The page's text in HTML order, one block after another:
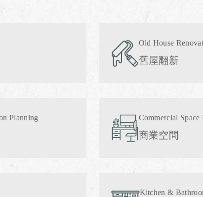
Old House
舊屋翻新
Planning Commercial Space
商業空間
Kitchen &